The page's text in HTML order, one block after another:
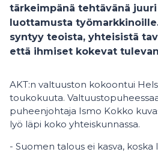
tärkeimpänä tehtävänä
luottamusta
syntyy teoista, yhteisistä
että ihmiset kokevat
AKT:n valtuuston kokoontui
toukokuuta.
puheenjohtaja Ismo Kokko
lyö läpi koko yhteiskunnassa.
- Suomen talous ei kasva,